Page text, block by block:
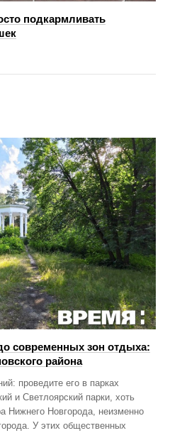
подкармливать
современных зон отдыха:
района
проведите его в парках
и Светлоярский парки, хоть
Нижнего Новгорода, неизменно
У этих общественных